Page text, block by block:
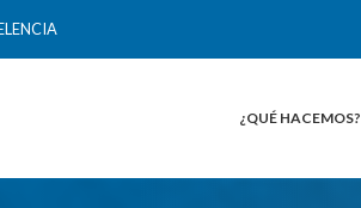
¿QUÉ HACEMOS?